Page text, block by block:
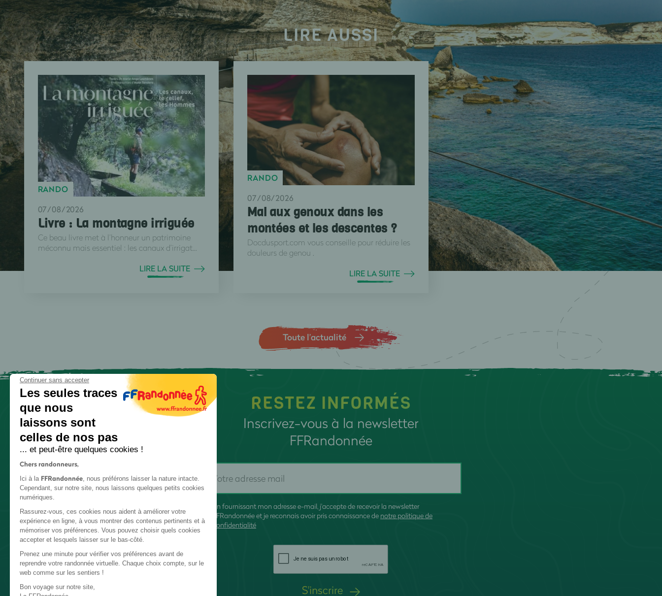
LIRE AUSSI
RANDO
07/08/2026
Livre : La montagne irriguée
Ce beau livre met à l’honneur un patrimoine
méconnu mais essentiel : les canaux d’irrigat...
LIRE LA SUITE
RANDO
07/08/2026
Mal aux genoux dans les
montées et les descentes ?
Docdusport.com vous conseille pour réduire les
douleurs de genou .
LIRE LA SUITE
Toute l’actualité
RESTEZ INFORMÉS
Inscrivez-vous à la newsletter
FFRandonnée
En fournissant mon adresse e-mail, j'accepte de recevoir la newsletter
FFRandonnée et je reconnais avoir pris connaissance de notre politique de
confidentialité
S'inscrire
Continuer sans accepter
Les seules traces
que nous
laissons sont
celles de nos pas
... et peut-être quelques cookies !
Chers randonneurs,
Ici à la FFRandonnée, nous préférons laisser la nature intacte.
Cependant, sur notre site, nous laissons quelques petits cookies
numériques.
Rassurez-vous, ces cookies nous aident à améliorer votre
expérience en ligne, à vous montrer des contenus pertinents et à
mémoriser vos préférences. Vous pouvez choisir quels cookies
accepter et lesquels laisser sur le bas-côté.
Prenez une minute pour vérifier vos préférences avant de
reprendre votre randonnée virtuelle. Chaque choix compte, sur le
web comme sur les sentiers !
Bon voyage sur notre site,